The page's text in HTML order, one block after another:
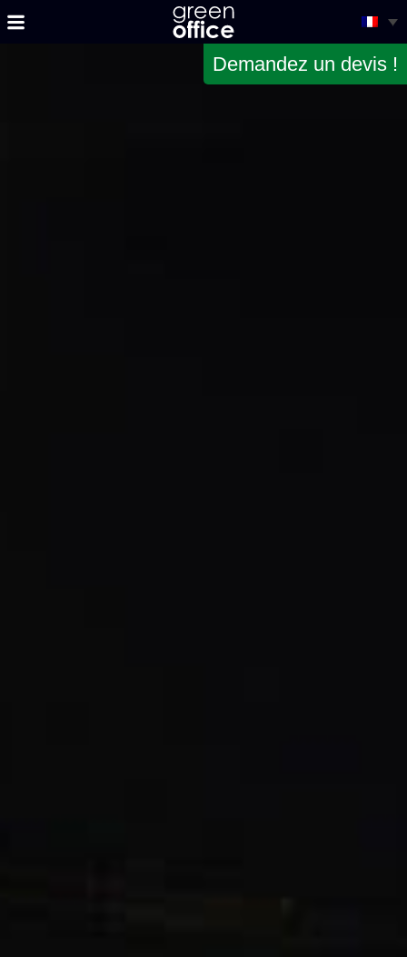
Demandez un devis !